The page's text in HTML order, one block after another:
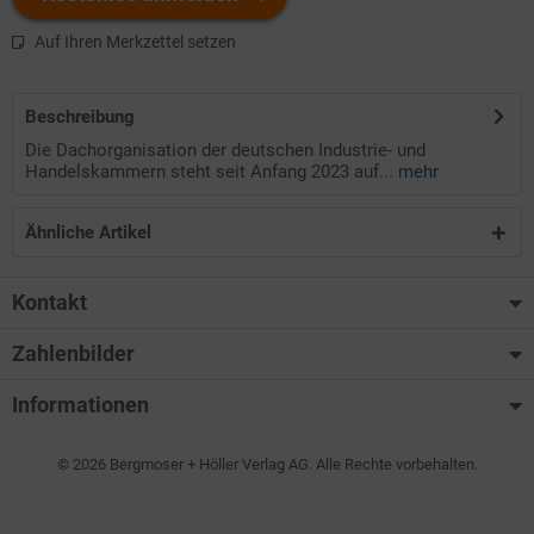
Auf Ihren Merkzettel setzen
Beschreibung
Die Dachorganisation der deutschen Industrie- und
Handelskammern steht seit Anfang 2023 auf... mehr
Ähnliche Artikel
Kontakt
Zahlenbilder
Informationen
© 2026 Bergmoser + Höller Verlag AG. Alle Rechte vorbehalten.